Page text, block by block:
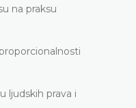
na praksu
ljudskih prava i